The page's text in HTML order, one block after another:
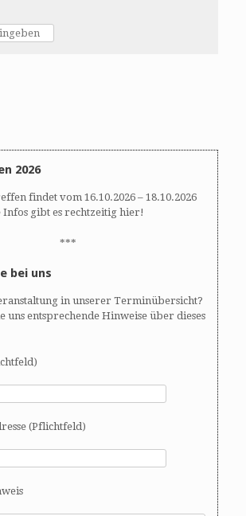
2026
findet vom 16.10.2026 – 18.10.2026
Infos gibt es rechtzeitig hier!
***
bei uns
in unserer Terminübersicht?
uns entsprechende Hinweise über dieses
(Pflichtfeld)